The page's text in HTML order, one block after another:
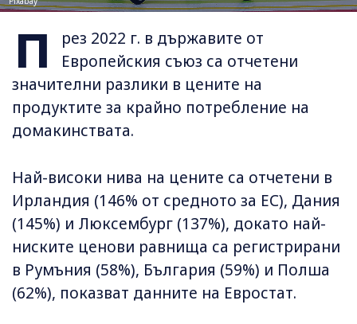
П
рез 2022 г. в държавите от
Европейския съюз са отчетени
значителни разлики в цените на
продуктите за крайно потребление на
домакинствата.
Най-високи нива на цените са отчетени в
Ирландия (146% от средното за ЕС), Дания
(145%) и Люксембург (137%), докато най-
ниските ценови равнища са регистрирани
в Румъния (58%), България (59%) и Полша
(62%), показват данните на Евростат.